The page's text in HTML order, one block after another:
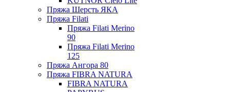
Пряжа Шерсть ЯКА
Пряжа Filati
Пряжа Filati Merino
90
Пряжа Filati Merino
125
Пряжа Ангора 80
Пряжа FIBRA NATURA
FIBRA NATURA